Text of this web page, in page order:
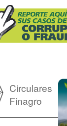
Circulares
Finagro